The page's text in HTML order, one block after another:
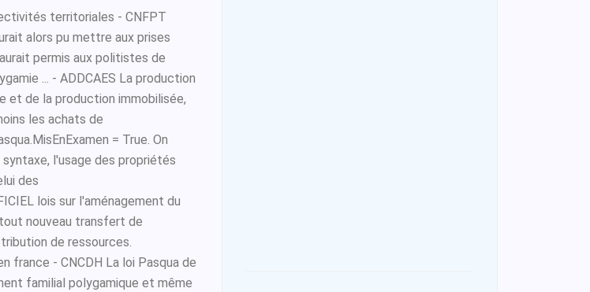
territoriales - CNFPT
alors pu mettre aux prises
permis aux politistes de
... - ADDCAES La production
et de la production immobilisée,
les achats de
= True. On
l'usage des propriétés
des
lois sur l'aménagement du
nouveau transfert de
de ressources.
france - CNCDH La loi Pasqua de
familial polygamique et même